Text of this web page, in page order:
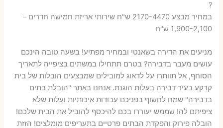
?
במחיר מבצע 2170-4470 ש"ח שירותי אריזת חמישה חדרים –
1,900-2,100 ש"ח
מניעים את הדירה בשאנטי ובמחיר מפתיע! בשעה טובה הינכם
עושים מעבר בדבירה? בטרם תתחילו במשתים בציפייה לתאריך
הסוחף, אל תוותרו על לדאוג למובילים שמבצעים הובלות של בית
קרקע בעיר דבירה בעלות הוגנת. אנחנו באתר "הובלת בתים
בדבירה" שמח לחשוף בפניכם עבודות איכותיות ועלות שלא
ציפיתם לה! שממש יעוררו בכם להיכסף להוביל את הבית שלכם!
הובלה פירוק והפקדת הבתים פרטיים בתעריפים מומלצים! הזזת